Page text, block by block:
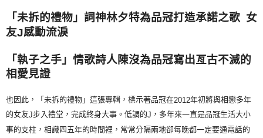
「未拆的禮物」詞神林夕特為品冠打造承諾之歌 女
友J感動流淚
「執子之手」情歌詩人陳沒為品冠寫出亙古不滅的
相愛見證
也因此，「未拆的禮物」這張專輯，標示著品冠在2012年初將與相戀多年
的女友J步入禮堂，完成終身大事。低調的J ，多年來一直是品冠生活大小
事的支柱，相識四五年的時間裡，常常分隔兩地卻每晚都一定要通電話的